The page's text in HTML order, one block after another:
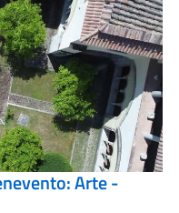
Arte -